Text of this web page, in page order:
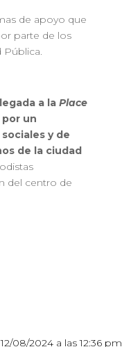
de apoyo que
parte de los
Pública.
a laPlace
por un
y de
de la ciudad
del centro de
08/2024 a las 12:36 pm